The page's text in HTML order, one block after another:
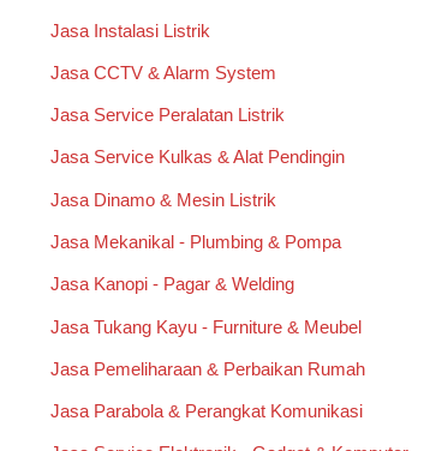
Jasa Instalasi Listrik
Jasa CCTV & Alarm System
Jasa Service Peralatan Listrik
Jasa Service Kulkas & Alat Pendingin
Jasa Dinamo & Mesin Listrik
Jasa Mekanikal - Plumbing & Pompa
Jasa Kanopi - Pagar & Welding
Jasa Tukang Kayu - Furniture & Meubel
Jasa Pemeliharaan & Perbaikan Rumah
Jasa Parabola & Perangkat Komunikasi